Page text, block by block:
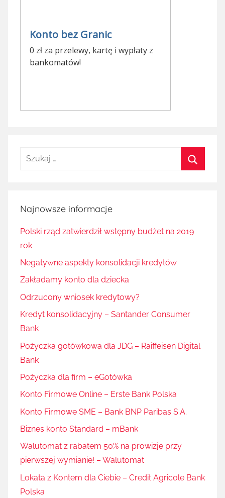
Szukaj:
Najnowsze informacje
Polski rząd zatwierdził wstępny budżet na 2019
rok
Negatywne aspekty konsolidacji kredytów
Zakładamy konto dla dziecka
Odrzucony wniosek kredytowy?
Kredyt konsolidacyjny – Santander Consumer
Bank
Pożyczka gotówkowa dla JDG – Raiffeisen Digital
Bank
Pożyczka dla firm – eGotówka
Konto Firmowe Online – Erste Bank Polska
Konto Firmowe SME – Bank BNP Paribas S.A.
Biznes konto Standard – mBank
Walutomat z rabatem 50% na prowizję przy
pierwszej wymianie! – Walutomat
Lokata z Kontem dla Ciebie – Credit Agricole Bank
Polska